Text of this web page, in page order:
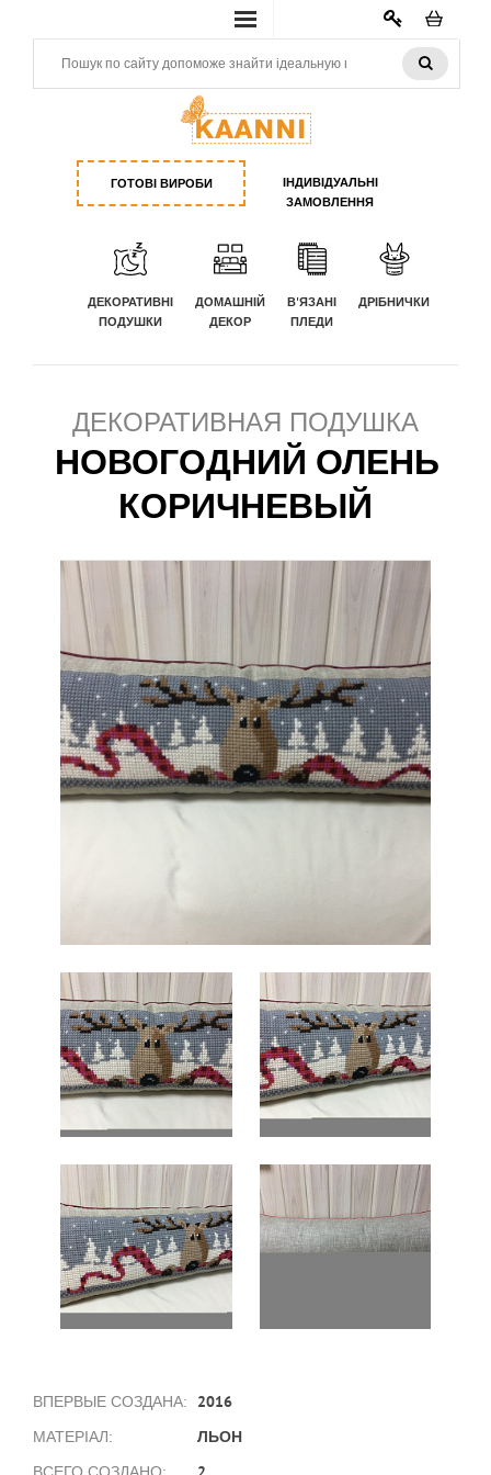
КАБИНЕТ
ГОТОВІ ВИРОБИ
ІНДИВІДУАЛЬНІ
ЗАМОВЛЕННЯ
ДЕКОРАТИВНІ
ПОДУШКИ
ДОМАШНІЙ
ДЕКОР
В'ЯЗАНІ
ПЛЕДИ
ДРІБНИЧКИ
ДЕКОРАТИВНАЯ ПОДУШКА
НОВОГОДНИЙ ОЛЕНЬ
КОРИЧНЕВЫЙ
ВПЕРВЫЕ СОЗДАНА: 2016
МАТЕРІАЛ: ЛЬОН